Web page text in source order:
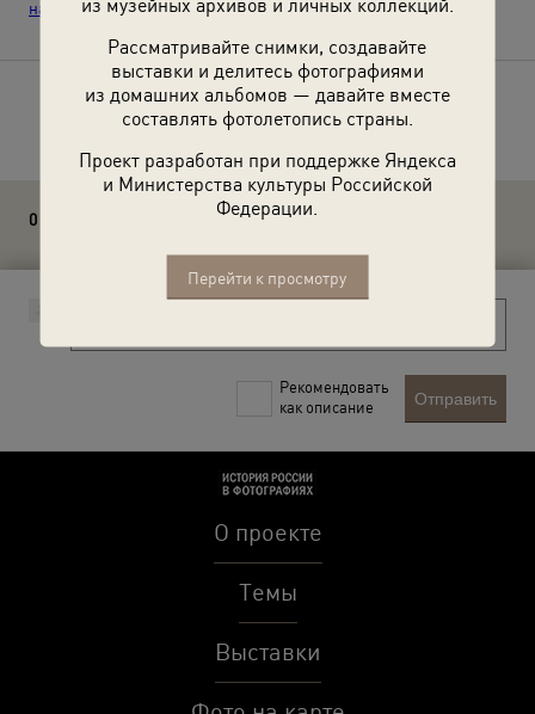
Рассматривайте снимки, создавайте
выставки и делитесь фотографиями
из домашних альбомов — давайте вместе
составлять фотолетопись страны.
Проект разработан при поддержке Яндекса
и Министерства культуры Российской
Федерации.
Перейти к просмотру
насущный»с этой фотографией.
Расскажите друзьям об этом фото
0 комментариев
Рекомендовать
как описание
Отправить
О проекте
Темы
Выставки